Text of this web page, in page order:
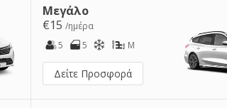
Μεγάλο
€15 /ημέρα
5
5 M
Δείτε Προσφορά